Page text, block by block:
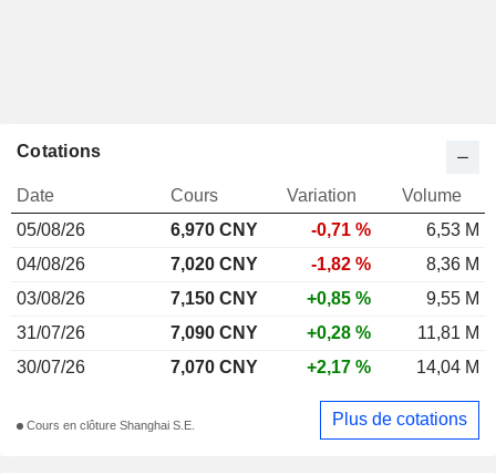
Cotations
Date Cours Variation
Volume
05/08/26
6,970 CNY -0,71 %
6,53 M
04/08/26
7,020 CNY -1,82 %
8,36 M
03/08/26
7,150 CNY +0,85 %
9,55 M
31/07/26
7,090 CNY +0,28 %
11,81 M
30/07/26
7,070 CNY +2,17 % 14,04 M
Cours en clôture Shanghai S.E. Plus de cotations